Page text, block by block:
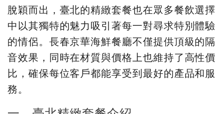
脫穎而出，臺北的精緻套餐也在眾多餐飲選擇
中以其獨特的魅力吸引著每一對尋求特別體驗
的情侶。長春京華海鮮餐廳不僅提供頂級的隔
音效果，同時在材質與價格上也維持了高性價
比，確保每位客戶都能享受到最好的產品和服
務。